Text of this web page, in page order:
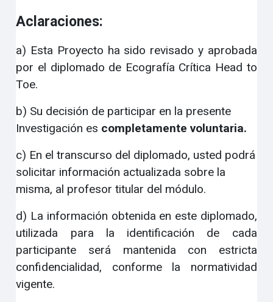
Aclaraciones:
a) Esta Proyecto ha sido revisado y aprobada
por el diplomado de Ecografía Crítica Head to
Toe.
b) Su decisión de participar en la presente
Investigación es completamente voluntaria.
c) En el transcurso del diplomado, usted podrá
solicitar información actualizada sobre la
misma, al profesor titular del módulo.
d) La información obtenida en este diplomado,
utilizada para la identificación de cada
participante será mantenida con estricta
confidencialidad, conforme la normatividad
vigente.